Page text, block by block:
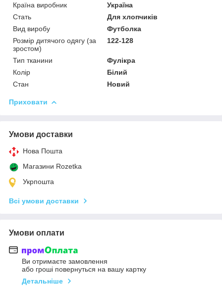
Країна виробник
Україна
Стать
Для хлопчиків
Вид виробу
Футболка
Розмір дитячого одягу (за
зростом)
122-128
Тип тканини
Фулікра
Колір
Білий
Стан
Новий
Приховати
Умови доставки
Нова Пошта
Магазини Rozetka
Укрпошта
Всі умови доставки
Умови оплати
Ви отримаєте замовлення
або гроші повернуться на вашу картку
Детальніше